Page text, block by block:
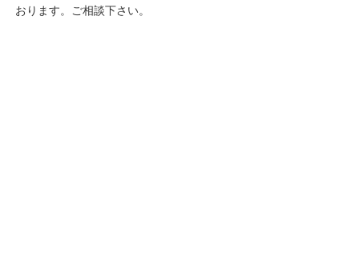
おります。ご相談下さい。